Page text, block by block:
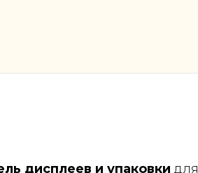
дисплеев и упаковки для